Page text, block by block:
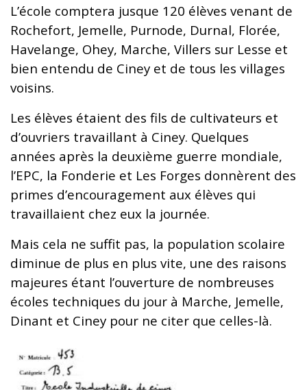
L’école comptera jusque 120 élèves venant de
Rochefort, Jemelle, Purnode, Durnal, Florée,
Havelange, Ohey, Marche, Villers sur Lesse et
bien entendu de Ciney et de tous les villages
voisins.
Les élèves étaient des fils de cultivateurs et
d’ouvriers travaillant à Ciney. Quelques
années après la deuxième guerre mondiale,
l’EPC, la Fonderie et Les Forges donnèrent des
primes d’encouragement aux élèves qui
travaillaient chez eux la journée.
Mais cela ne suffit pas, la population scolaire
diminue de plus en plus vite, une des raisons
majeures étant l’ouverture de nombreuses
écoles techniques du jour à Marche, Jemelle,
Dinant et Ciney pour ne citer que celles-là.